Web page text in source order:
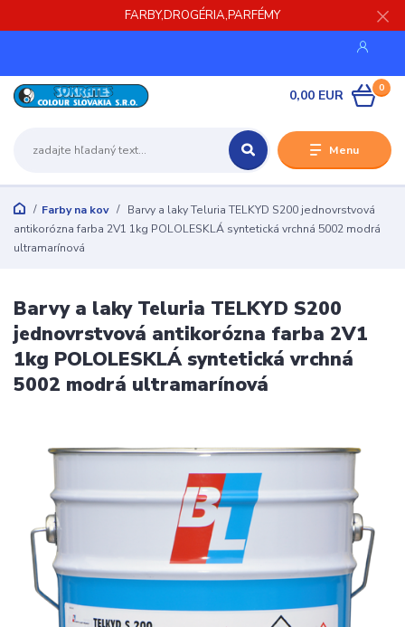
FARBY,DROGÉRIA,PARFÉMY
Menu
0
0,00 EUR
Farby na kov
Barvy a laky Teluria TELKYD S200 jednovrstvová
antikorózna farba 2V1 1kg POLOLESKLÁ syntetická vrchná 5002 modrá
ultramarínová
Barvy a laky Teluria TELKYD S200
jednovrstvová antikorózna farba 2V1
1kg POLOLESKLÁ syntetická vrchná
5002 modrá ultramarínová